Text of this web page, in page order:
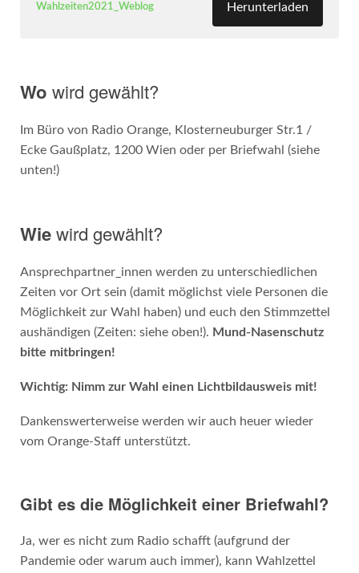
Wahlzeiten2021_Weblog Herunterladen
Wo wird gewählt?
Im Büro von Radio Orange, Klosterneuburger Str.1 /
Ecke Gaußplatz, 1200 Wien oder per Briefwahl (siehe
unten!)
Wiewird gewählt?
Ansprechpartner_innen werden zu unterschiedlichen
Zeiten vor Ort sein (damit möglichst viele Personen die
Möglichkeit zur Wahl haben) und euch den Stimmzettel
aushändigen (Zeiten: siehe oben!). Mund-Nasenschutz
bitte mitbringen!
Wichtig: Nimmzur Wahl einen Lichtbildausweis mit!
Dankenswerterweise werden wir auch heuer wieder
vom Orange-Staff unterstützt.
Gibt es die Möglichkeit einer Briefwahl?
Ja, wer es nicht zum Radio schafft (aufgrund der
Pandemie oder warum auch immer), kann Wahlzettel